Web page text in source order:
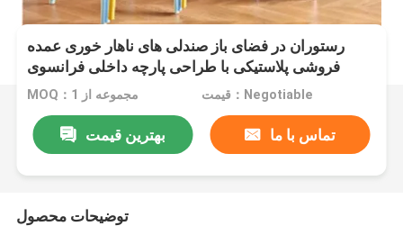
رستوران در فضای باز صندلی های ناهار خوری عمده
فروشی پلاستیکی با طراحی پارچه داخلی فرانسوی
MOQ：1 مجموعه از قیمت：Negotiable
بهترین قیمت تماس با ما
توضیحات محصول